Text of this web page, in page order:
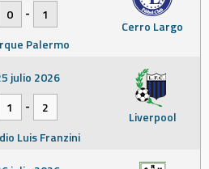
Cerro Largo
0
-
1
Palermo
Liverpool
julio 2026
1
-
2
Luis Franzini